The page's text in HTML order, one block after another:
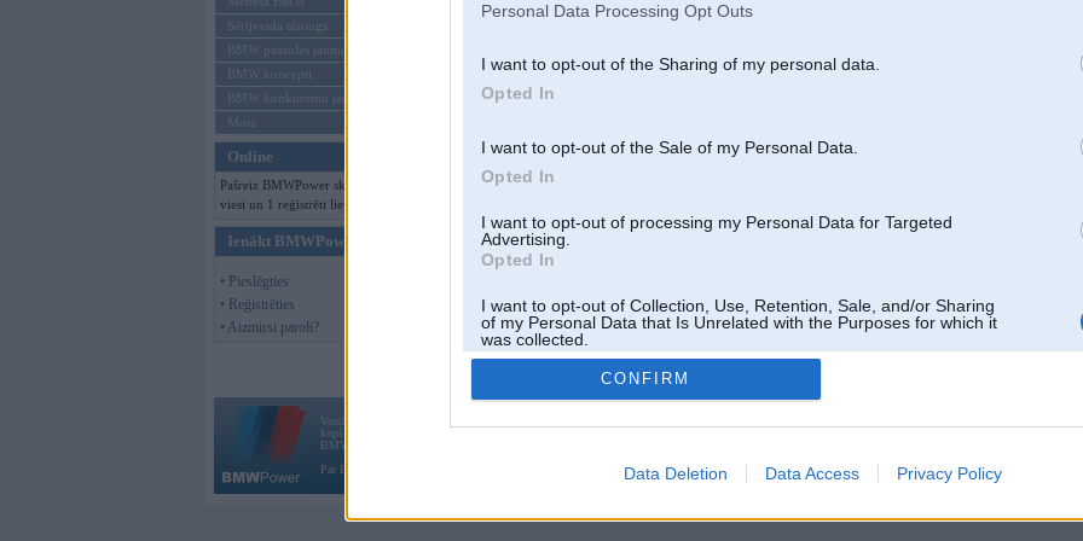
Personal Data Processing Opt Outs
I want to opt-out of the Sharing of my personal data.
Opted In
I want to opt-out of the Sale of my Personal Data.
Opted In
I want to opt-out of processing my Personal Data for Targeted
Advertising.
Opted In
I want to opt-out of Collection, Use, Retention, Sale, and/or Sharing
of my Personal Data that Is Unrelated with the Purposes for which it
was collected.
Opted Out
CONFIRM
Data Deletion Data Access Privacy Policy
Sērijveida tūnings
BMW pasaules jaunumi
BMW koncepti
BMW konkurentu jaunumi
Moto
Online
Pašreiz BMWPower skatās 129
viesi un 1 reģistrēti lietotāji.
Ienākt BMWPower
• Pieslēgties
• Reģistrēties
• Aizmirsi paroli?
Vortāls BMWPower.lv darbojas
kopš 2002. gada 14. maija. Tas nav auto klubs un nav saistīts ar
BMW AG.
Par BMWPower